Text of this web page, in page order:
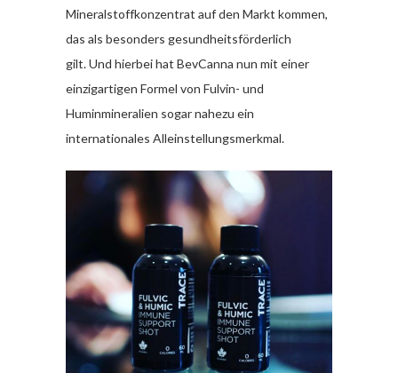
Mineralstoffkonzentrat auf den Markt kommen,
das als besonders gesundheitsförderlich
gilt. Und hierbei hat BevCanna nun mit einer
einzigartigen Formel von Fulvin- und
Huminmineralien sogar nahezu ein
internationales Alleinstellungsmerkmal.